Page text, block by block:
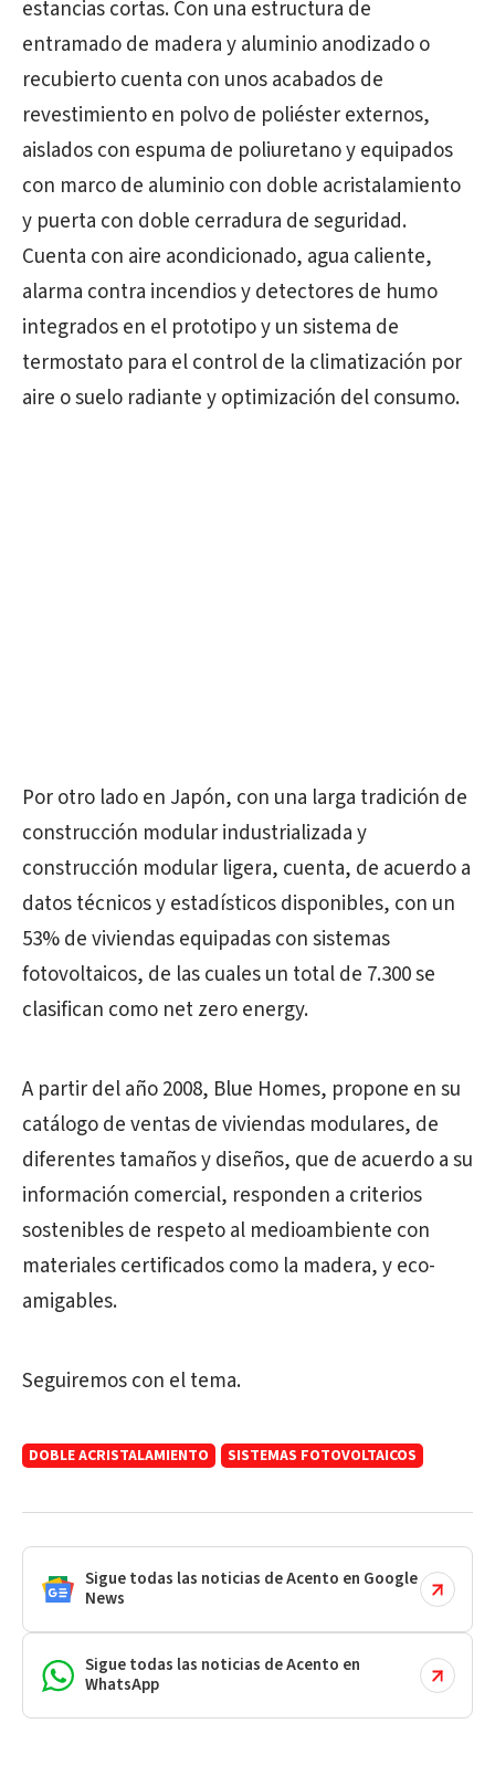
estancias cortas. Con una estructura de
entramado de madera y aluminio anodizado o
recubierto cuenta con unos acabados de
revestimiento en polvo de poliéster externos,
aislados con espuma de poliuretano y equipados
con marco de aluminio con doble acristalamiento
y puerta con doble cerradura de seguridad.
Cuenta con aire acondicionado, agua caliente,
alarma contra incendios y detectores de humo
integrados en el prototipo y un sistema de
termostato para el control de la climatización por
aire o suelo radiante y optimización del consumo.
Por otro lado en Japón, con una larga tradición de
construcción modular industrializada y
construcción modular ligera, cuenta, de acuerdo a
datos técnicos y estadísticos disponibles, con un
53% de viviendas equipadas con sistemas
fotovoltaicos, de las cuales un total de 7.300 se
clasifican como net zero energy.
A partir del año 2008, Blue Homes, propone en su
catálogo de ventas de viviendas modulares, de
diferentes tamaños y diseños, que de acuerdo a su
información comercial, responden a criterios
sostenibles de respeto al medioambiente con
materiales certificados como la madera, y eco-
amigables.
Seguiremos con el tema.
DOBLE ACRISTALAMIENTO SISTEMAS FOTOVOLTAICOS
Sigue todas las noticias de Acento en Google
News
Sigue todas las noticias de Acento en
WhatsApp